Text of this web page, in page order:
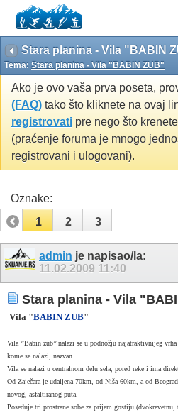
Stara planina - Vila "BABIN
Tema: Stara planina - Vila "BABIN ZUB"
Ako je ovo vaša prva poseta,
(FAQ) tako što kliknete na ovaj
registrovati pre nego što
(praćenje foruma je mnogo
registrovani i ulogovani).
Oznake:
1
2 3
admin je napisao/la:
11.02.2009 11:40
Stara planina - Vila
Vila "BABIN ZUB"
Vila ’’Babin zub’’ nalazi se u podnožju najatraktivnijeg
kome se nalazi, nazvan.
Vila se nalazi u centralnom delu sela, pored reke i ima
Od Zaječara je udaljena 70km, od Niša 60km, a od
novog, asfaltiranog puta.
Poseduje tri prostrane sobe za prijem gostiju